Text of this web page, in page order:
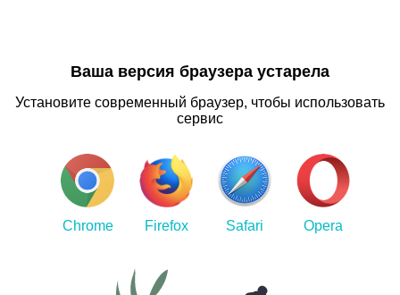
Ваша версия браузера устарела
Установите современный браузер, чтобы использовать
сервис
Chrome Firefox Safari Opera